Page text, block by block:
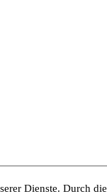
Dienste. Durch